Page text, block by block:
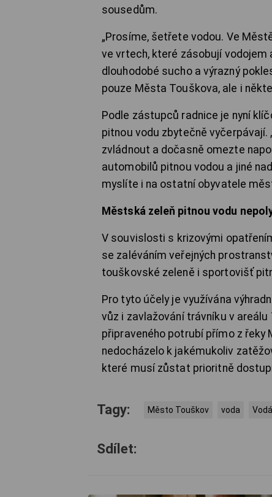
sousedům.
„Prosíme, šetřete vodou. Ve
ve vrtech, které zásobují
dlouhodobé sucho a výrazný
pouze Města Touškova, ale i
Podle zástupců radnice je nyní
pitnou vodu zbytečně
zvládnout a dočasně omezte
automobilů pitnou vodou a jiné
myslíte i na ostatní obyvatele
Městská zeleň pitnou vodu
V souvislosti s krizovými
se zaléváním veřejných
touškovské zeleně i sportovišť
Pro tyto účely je využívána
vůz i zavlažování trávníku v
připraveného potrubí přímo z
nedocházelo k jakémukoliv
které musí zůstat prioritně
Tagy: Město Touškov voda
Sdílet: